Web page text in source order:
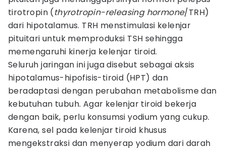
tirotropin (thyrotropin-releasing hormone/TRH)
dari hipotalamus. TRH menstimulasi kelenjar
pituitari untuk memproduksi TSH sehingga
memengaruhi kinerja kelenjar tiroid.
Seluruh jaringan ini juga disebut sebagai aksis
hipotalamus-hipofisis-tiroid (HPT) dan
beradaptasi dengan perubahan metabolisme dan
kebutuhan tubuh. Agar kelenjar tiroid bekerja
dengan baik, perlu konsumsi yodium yang cukup.
Karena, sel pada kelenjar tiroid khusus
mengekstraksi dan menyerap yodium dari darah